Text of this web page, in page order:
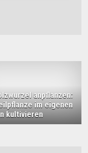
anpflanzen:
im eigenen
kultivieren